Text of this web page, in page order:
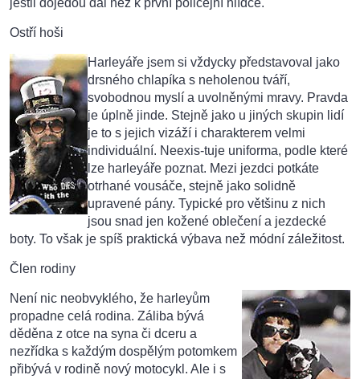
jestli dojedou dál než k první policejní hlídce.
Ostří hoši
Harleyáře jsem si vždycky představoval jako
drsného chlapíka s neholenou tváří,
svobodnou myslí a uvolněnými mravy. Pravda
je úplně jinde. Stejně jako u jiných skupin lidí
je to s jejich vizáží i charakterem velmi
individuální. Neexis-tuje uniforma, podle které
lze harleyáře poznat. Mezi jezdci potkáte
otrhané vousáče, stejně jako solidně
upravené pány. Typické pro většinu z nich
jsou snad jen kožené oblečení a jezdecké
boty. To však je spíš praktická výbava než módní záležitost.
Člen rodiny
Není nic neobvyklého, že harleyům
propadne celá rodina. Záliba bývá
děděna z otce na syna či dceru a
nezřídka s každým dospělým potomkem
přibývá v rodině nový motocykl. Ale i s